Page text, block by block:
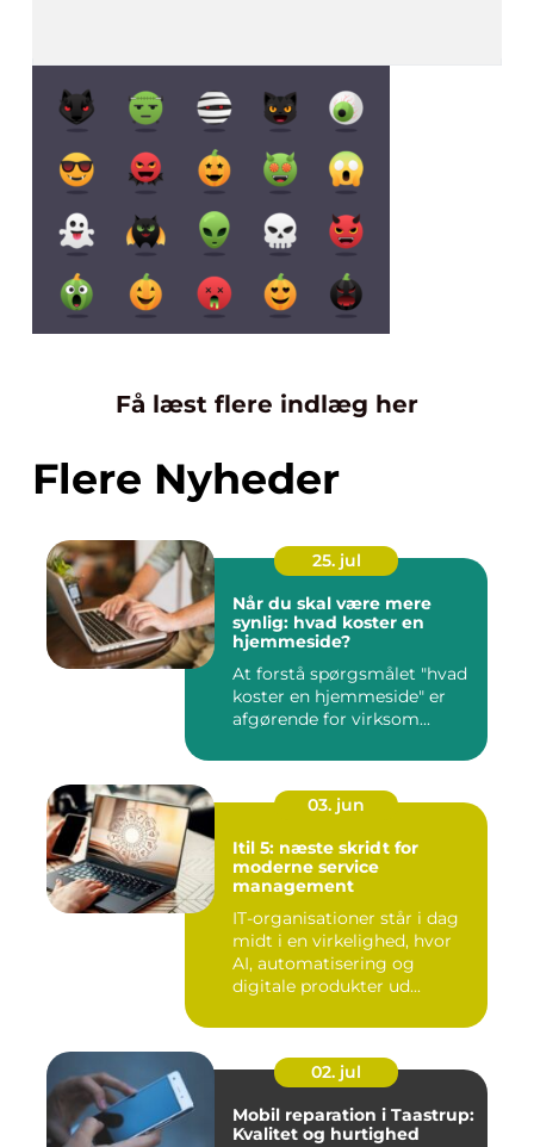
Få læst flere indlæg her
Flere Nyheder
25. jul
Når du skal være mere
synlig: hvad koster en
hjemmeside?
At forstå spørgsmålet "hvad
koster en hjemmeside" er
afgørende for virksom...
03. jun
Itil 5: næste skridt for
moderne service
management
IT-organisationer står i dag
midt i en virkelighed, hvor
AI, automatisering og
digitale produkter ud...
02. jul
Mobil reparation i Taastrup:
Kvalitet og hurtighed